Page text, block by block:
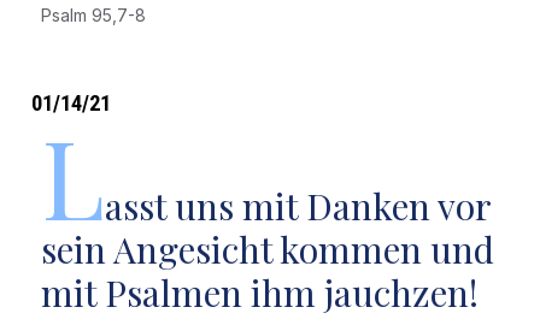
Psalm 95,7-8
01/14/21
Lasst uns mit Danken vor
sein Angesicht kommen und
mit Psalmen ihm jauchzen!